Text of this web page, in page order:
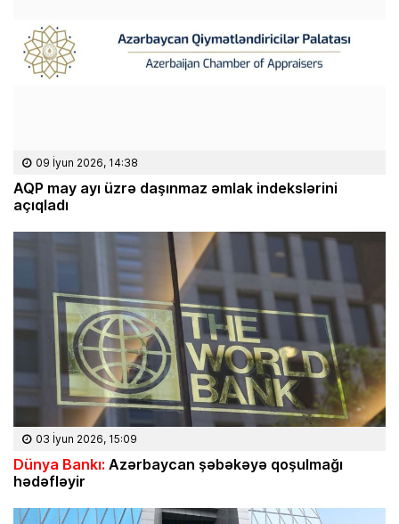
09 İyun 2026, 14:38
AQP may ayı üzrə daşınmaz əmlak indekslərini
açıqladı
03 İyun 2026, 15:09
Dünya Bankı: Azərbaycan şəbəkəyə qoşulmağı
hədəfləyir